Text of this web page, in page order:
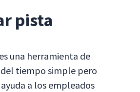
pista
una herramienta de
tiempo simple pero
a los empleados